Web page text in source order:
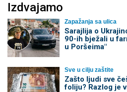
Izdvajamo
Zapažanja sa ulica
Sarajlija o
90-ih bježali u
u Poršeima"
Sve u cilju zaštite
Zašto ljudi sve
foliju? Razlog je